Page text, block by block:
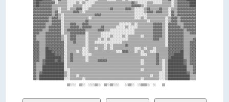
▓▓██▓▓▓▓▓▓▓▓▓▓░░▒▒▒▒▒▒░░░░░░▒▒░░▒▒░░░░░░▒▒▒▒▒▒▒▒▒▒▒▒▒▒▒▒▒▒▒▒▒▒▒▒▓▓▒▒░░░░░░▒▒▒▒░░░░░░▒▒▒▒▒▒░░▒▒▓▓▓▓▓▓▓▓████
▓▓██▓▓▓▓▓▓▓▓▒▒▒▒▒▒▒▒▒▒░░░░▒▒▒▒▒▒░░░░░░▒▒▒▒▒▒▒▒▒▒▒▒▒▒▒▒▒▒▒▒▒▒▒▒▒▒▓▓▓▓▓▓▒▒░░▒▒▒▒▒▒▒▒▒▒▒▒▒▒▒▒░░▒▒▓▓▓▓▓▓▓▓████
▓▓▓▓▓▓▓▓▓▓▓▓▒▒▒▒░░▒▒▒▒░░▒▒▒▒▓▓▓▓░░░░▒▒▒▒▒▒▒▒▒▒▒▒▒▒▓▓▒▒▒▒▒▒▒▒▓▓▓▓▒▒░░░░░░▒▒▓▓▒▒▒▒▒▒▓▓▒▒▒▒░░▒▒▒▒▓▓▓▓▓▓▓▓▓▓▓▓
▓▓▓▓▓▓▓▓▓▓▓▓▒▒▓▓░░▒▒▒▒▒▒▒▒▓▓▓▓▒▒░░▒▒▒▒▒▒▒▒▒▒▒▒▒▒▒▒▒▒▒▒▒▒▒▒▒▒▒▒▒▒▒▒░░░░░░▒▒▓▓▓▓▒▒▓▓▓▓▒▒▒▒░░▓▓▒▒▓▓▓▓▓▓▓▓▓▓▓▓
▓▓▓▓▓▓▓▓▓▓▓▓▒▒▓▓▒▒░░▒▒▒▒▒▒▒▒▒▒▒▒▒▒▒▒▒▒▒▒▓▓▓▓▒▒▒▒▒▒▒▒▒▒▒▒▒▒▒▒▒▒▒▒▒▒░░░░░░░░▒▒▒▒▒▒▒▒▒▒▒▒▒▒░░▓▓▒▒▓▓▓▓▓▓▓▓▓▓▓▓
▓▓▓▓▓▓▓▓▓▓▒▒▓▓▓▓▒▒░░▒▒▒▒▒▒▒▒▒▒▒▒▒▒▒▒░░▒▒▒▒▒▒▒▒▒▒▒▒▒▒▒▒▒▒▒▒▒▒▒▒▒▒▒▒░░░░▒▒░░▒▒▒▒▒▒▒▒▒▒▒▒░░▒▒▓▓▓▓▒▒▓▓▓▓▓▓▓▓▓▓
▓▓▓▓▓▓▓▓▓▓▒▒▓▓▓▓▓▓░░▒▒▒▒▒▒▒▒▒▒▒▒▒▒▓▓▒▒▒▒▒▒▒▒▒▒▒▒▒▒▒▒▒▒▒▒▒▒▒▒▒▒▒▒▒▒▒▒▒▒▒▒▒▒░░▒▒▒▒▒▒▒▒▒▒░░▒▒▓▓▓▓▒▒▓▓▓▓▓▓▓▓▓▓
▓▓▓▓▓▓▓▓▒▒▒▒▓▓▓▓▓▓░░▒▒▒▒▓▓▓▓▒▒▒▒▓▓▓▓▒▒▒▒▒▒▒▒▒▒▒▒▒▒▒▒▒▒▒▒░░░░░░░░▒▒░░▒▒▒▒▒▒▒▒▒▒▓▓▓▓▓▓▒▒░░▓▓▓▓▓▓▒▒▒▒▓▓▓▓▓▓▓▓
▓▓▓▓▓▓▓▓▒▒▓▓▓▓▓▓▓▓░░▒▒▒▒▓▓▓▓▓▓▒▒▓▓▓▓▓▓▒▒▒▒▒▒▓▓▒▒▒▒▒▒▒▒░░░░░░▒▒░░░░░░▒▒▒▒▒▒▒▒▒▒▓▓▓▓▓▓▒▒░░▓▓▓▓▓▓▓▓▒▒▓▓▓▓▓▓▓▓
▓▓▓▓▓▓▒▒▒▒▓▓▓▓▓▓▓▓░░▒▒▓▓▓▓▓▓▓▓▓▓▓▓▒▒▒▒▒▒▒▒▓▓▓▓▒▒▒▒░░░░░░░░░░░░░░░░▒▒▒▒▒▒▒▒▒▒▒▒▓▓▓▓▓▓▒▒░░▓▓▓▓▓▓▓▓▓▓▒▒▓▓▓▓▓▓
▓▓▓▓▒▒▒▒▓▓▓▓▓▓▓▓▓▓░░▒▒▒▒▓▓▓▓▓▓▓▓▓▓░░▒▒▒▒▒▒▒▒░░░░░░░░░░░░░░░░░░░░░░▒▒▒▒▒▒▒▒▒▒▒▒▓▓▓▓▓▓▒▒░░▓▓▓▓▓▓▓▓▓▓▒▒▒▒▓▓▓▓
▓▓▒▒▒▒▒▒▓▓▓▓▓▓▓▓▓▓▒▒░░▒▒▓▓▓▓▒▒▒▒▒▒░░▒▒▒▒▒▒▒▒░░░░░░▒▒░░░░░░▒▒░░▒▒▒▒▒▒▒▒░░▒▒▒▒▒▒▓▓▓▓▓▓▒▒░░▓▓▓▓▓▓▓▓▓▓▒▒▒▒▒▒▒▒
▓▓▒▒▒▒▒▒▓▓▓▓▓▓▓▓▓▓▒▒░░▒▒▓▓▓▓▒▒▒▒▒▒░░▒▒▒▒▒▒░░▒▒░░▒▒░░░░░░░░░░░░▒▒▒▒▒▒▒▒▒▒▒▒▒▒▒▒▓▓▓▓▒▒▒▒░░▓▓▓▓▓▓▓▓▓▓▒▒▒▒▒▒▓▓
▓▓▓▓▒▒▒▒▓▓▓▓▓▓▓▓▓▓▓▓░░▒▒▒▒▓▓▒▒▒▒▒▒░░▒▒▒▒░░░░░░░░░░░░░░░░░░▒▒▒▒▒▒▒▒▒▒▒▒▒▒▒▒▒▒▒▒▒▒▒▒▒▒▒▒░░▓▓▓▓▓▓▓▓▓▓▒▒▒▒▓▓▓▓
▓▓▓▓▒▒▒▒▓▓▓▓▓▓▓▓▓▓▓▓░░▒▒▒▒▒▒▒▒▒▒▒▒░░▒▒▒▒▒▒▒▒▒▒░░▒▒░░▒▒▒▒▒▒▒▒▓▓▒▒▒▒▒▒▒▒▒▒▒▒▒▒▒▒▒▒▒▒▒▒▒▒░░▓▓▓▓▓▓▓▓▓▓▒▒▒▒▓▓▓▓
▓▓▓▓▒▒▒▒██▓▓▓▓▓▓▓▓▓▓░░▒▒▒▒▒▒▒▒▒▒░░░░▒▒▒▒░░▒▒▒▒░░▒▒░░▒▒▒▒▒▒▒▒▒▒▒▒▒▒░░░░▒▒░░▒▒▒▒░░▒▒▒▒▒▒▒▒▓▓▓▓▓▓▓▓▓▓▒▒▒▒▓▓▓▓
▓▓▓▓▒▒▒▒████▓▓▓▓▓▓▓▓░░▒▒▒▒▒▒░░▒▒░░░░▒▒▒▒▒▒▒▒▒▒▒▒▒▒▒▒▒▒░░░░▓▓▓▓▒▒▒▒░░▒▒░░▒▒▒▒░░░░▒▒▒▒▒▒▒▒▓▓▓▓▓▓▓▓██▒▒▒▒▓▓▓▓
▓▓▓▓▒▒▒▒██████▓▓▓▓▓▓░░▒▒▓▓▒▒▒▒▒▒░░░░░░▒▒▒▒▒▒▒▒▒▒▒▒▒▒▒▒▒▒▒▒▒▒▒▒▒▒▒▒▒▒▒▒░░░░▒▒▒▒▒▒▓▓▒▒▒▒▒▒▓▓▓▓██████▒▒▒▒▓▓▓▓
▓▓▓▓▒▒▒▒██████████▓▓░░▒▒▓▓▒▒▒▒▒▒▒▒░░▒▒▒▒▒▒▒▒▒▒▒▒▒▒▒▒▒▒▒▒▒▒▒▒▒▒▒▒▒▒▒▒▒▒▒▒▒▒▒▒▒▒▒▒▓▓▒▒▒▒▒▒▓▓████████▒▒▒▒▓▓▓▓
▓▓▓▓▒▒▓▓██████▓▓██▓▓░░▒▒▓▓▒▒▒▒▒▒▒▒░░▒▒▒▒▒▒▓▓▓▓▓▓▒▒▒▒▒▒▒▒▒▒▒▒▒▒▒▒▒▒▒▒▒▒░░▒▒▒▒▒▒▒▒▓▓▒▒░░▒▒██████████▓▓▒▒▓▓▓▓
▓▓▒▒▒▒▓▓████████████░░▒▒▒▒▒▒▒▒▒▒▒▒▒▒▒▒▒▒▒▒▒▒▒▒▒▒▒▒▒▒▒▒▒▒▒▒▒▒▒▒▒▒▒▒▒▒▒▒░░▒▒▒▒▒▒▒▒▓▓▒▒░░▒▒██████████▓▓▒▒▓▓▓▓
▓▓▒▒▒▒██████████████░░▒▒▒▒▒▒▒▒▒▒▒▒▒▒▒▒▒▒▒▒▒▒▒▒▒▒▒▒▒▒▒▒▒▒▒▒▒▒▒▒▒▒▒▒▒▒▒▒▒▒▒▒▒▒▒▒▒▒▒▒▒▒░░▒▒████████████▒▒▒▒▓▓
▓▓▒▒▒▒██████████████░░░░▒▒▒▒▒▒▒▒▒▒▒▒▒▒▒▒▒▒▒▒▒▒▒▒▒▒▒▒▒▒▒▒▒▒▒▒▒▒▒▒▒▒▒▒▒▒░░▒▒▒▒▒▒▒▒▒▒▒▒░░▒▒████████████▒▒▒▒▓▓
▓▓▒▒▓▓██████████████▒▒░░▒▒▒▒▒▒▒▒▒▒▒▒▒▒▒▒▒▒▒▒▒▒▒▒▒▒▒▒▒▒▒▒▒▒▒▒▒▒▒▒▒▒▒▒▒▒▒▒▒▒▒▒▒▒▒▒▒▒░░░░▒▒████████████▓▓▒▒▓▓
▓▓▒▒████████████████▒▒░░▒▒▒▒░░▒▒▒▒▒▒▒▒▒▒▒▒▒▒▒▒▒▒▒▒▒▒▒▒▒▒▒▒▒▒▒▒▒▒▒▒▒▒▒▒▒▒▒▒▒▒░░▒▒▒▒░░░░▒▒██████████████▒▒▒▒
▓▓▒▒████████████████░░░░▒▒▒▒▒▒▒▒░░▒▒▒▒▒▒▒▒▒▒▒▒▒▒▒▒▒▒▒▒▒▒▒▒▒▒▒▒▒▒▒▒▒▒▒▒░░▒▒▒▒▒▒▒▒▒▒░░░░▒▒██████████████▒▒▒▒